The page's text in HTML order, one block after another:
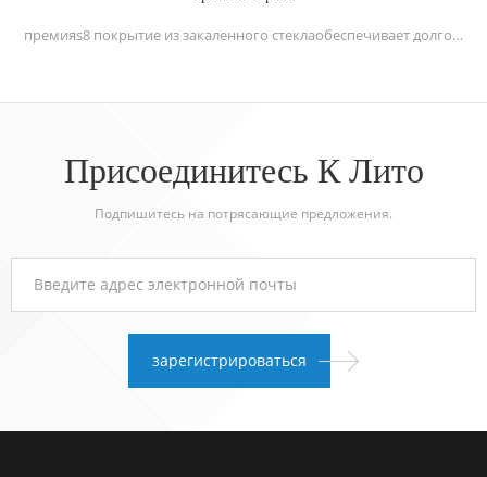
премияs8 покрытие из закаленного стеклаобеспечивает долговечность и обеспечивает беспрецедентную защиту от царапин. Стекло с полным клеем обеспечит лучшее касание для вашего мобильного телефона.
Присоединитесь К Лито
Подпишитесь на потрясающие предложения.